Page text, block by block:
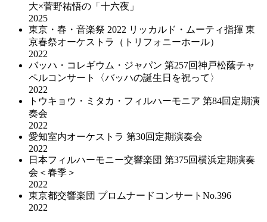
大×菅野祐悟の「十六夜」
2025
東京・春・音楽祭 2022 リッカルド・ムーティ指揮 東
京春祭オーケストラ（トリフォニーホール）
2022
バッハ・コレギウム・ジャパン 第257回神戸松蔭チャ
ペルコンサート〈バッハの誕生日を祝って〉
2022
トウキョウ・ミタカ・フィルハーモニア 第84回定期演
奏会
2022
愛知室内オーケストラ 第30回定期演奏会
2022
日本フィルハーモニー交響楽団 第375回横浜定期演奏
会＜春季＞
2022
東京都交響楽団 プロムナードコンサートNo.396
2022